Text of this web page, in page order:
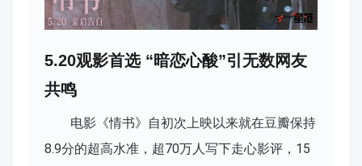
5.20观影首选 “暗恋心酸”引无数网友
共鸣
电影《情书》自初次上映以来就在豆瓣保持
8.9分的超高水准，超70万人写下走心影评，15